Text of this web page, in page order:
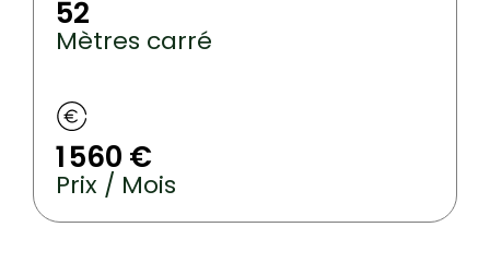
52
Mètres carré
1 560 €
Prix / Mois